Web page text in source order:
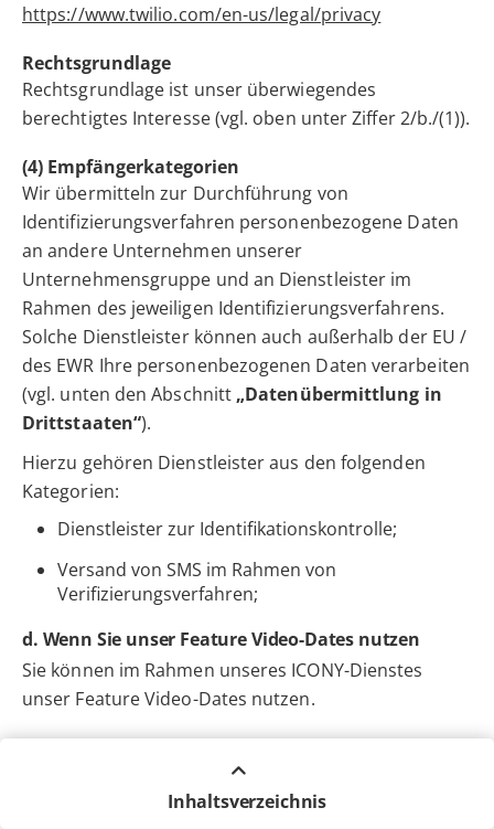
Inhaltsverzeichnis
https://www.twilio.com/en-us/legal/privacy
Rechtsgrundlage
Rechtsgrundlage ist unser überwiegendes
berechtigtes Interesse (vgl. oben unter Ziffer 2/b./(1)).
(4) Empfängerkategorien
Wir übermitteln zur Durchführung von
Identifizierungsverfahren personenbezogene Daten
an andere Unternehmen unserer
Unternehmensgruppe und an Dienstleister im
Rahmen des jeweiligen Identifizierungsverfahrens.
Solche Dienstleister können auch außerhalb der EU /
des EWR Ihre personenbezogenen Daten verarbeiten
(vgl. unten den Abschnitt „Datenübermittlung in
Drittstaaten“).
Hierzu gehören Dienstleister aus den folgenden
Kategorien:
Dienstleister zur Identifikationskontrolle;
Versand von SMS im Rahmen von
Verifizierungsverfahren;
d. Wenn Sie unser Feature Video-Dates nutzen
Sie können im Rahmen unseres ICONY-Dienstes
unser Feature Video-Dates nutzen.
Wir verarbeiten Ihre personenbezogenen Daten zur
Anbahnung, Durchführung und Abwicklung des